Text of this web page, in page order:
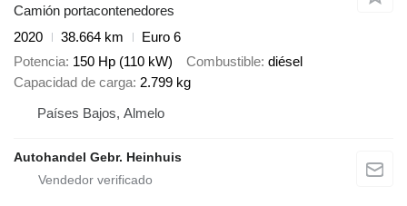
Camión portacontenedores
2020
38.664 km
Euro 6
Potencia 150 Hp (110 kW) Combustible diésel
Capacidad de carga 2.799 kg
Países Bajos, Almelo
Autohandel Gebr. Heinhuis